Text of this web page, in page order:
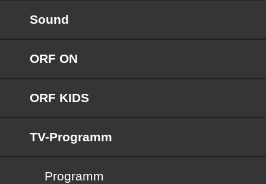
Sound
ORF ON
ORF KIDS
TV-Programm
Programm